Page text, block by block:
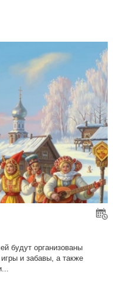
будут организованы
и забавы, а также